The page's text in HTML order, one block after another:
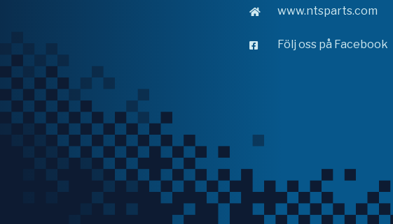
www.ntsparts.com
Följ oss på Facebook